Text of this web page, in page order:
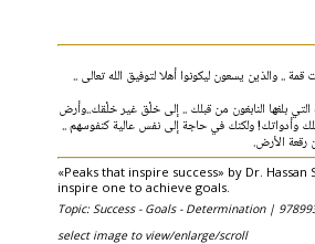
.. والذين يسعون ليكونوا أهلا لتوفيق الله تعالى ..
بلغها النابغون من قبلك .. إلى خلْق غير خلْقك..وأرض
وأدواتك! ولكنك في حاجة إلى نفس عالية كنفوسهم ..
رقعة الأرض.
«Peaks that inspire success» by Dr.
inspire one to achieve goals.
Topic: Success - Goals - Determination |
select image to view/enlarge/scroll